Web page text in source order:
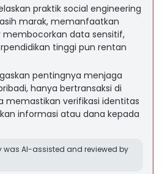
praktik social engineering
marak, memanfaatkan
membocorkan data sensitif,
tinggi pun rentan
pentingnya menjaga
hanya bertransaksi di
memastikan verifikasi identitas
informasi atau dana kepada
was AI-assisted and reviewed by